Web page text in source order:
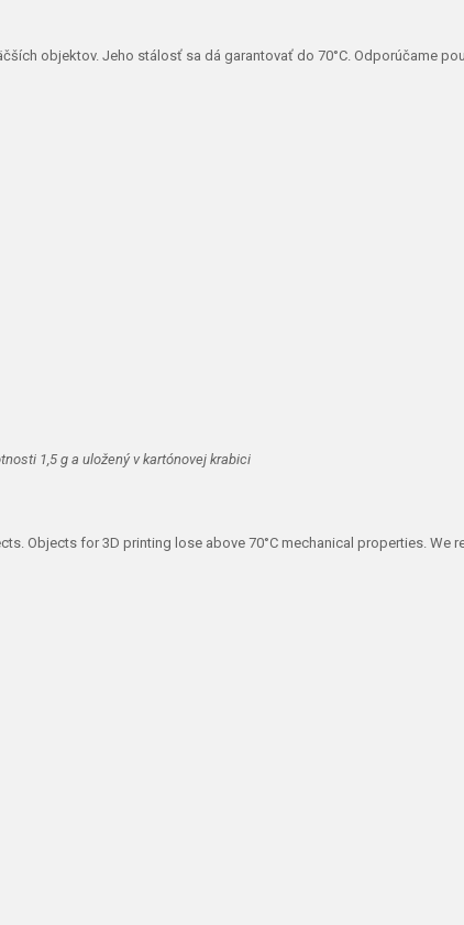
objektov. Jeho stálosť sa dá garantovať do 70°C. Odporúčame
1,5 g a uložený v kartónovej krabici
Objects for 3D printing lose above 70°C mechanical properties. We